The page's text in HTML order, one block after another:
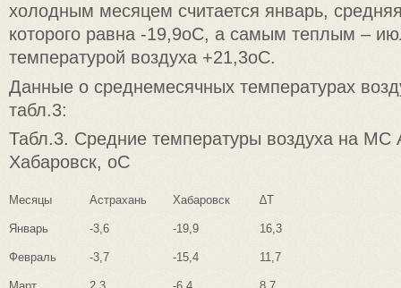
холодным месяцем считается январь,
которого равна -19,9оС, а самым теплым –
температурой воздуха +21,3оС.
Данные о среднемесячных температурах
табл.3:
Табл.3. Средние температуры воздуха на МС
Хабаровск, оС
Месяцы Астрахань Хабаровск ∆Т
Январь -3,6 -19,9 16,3
Февраль -3,7 -15,4 11,7
Март 2,3 -6,4 8,7